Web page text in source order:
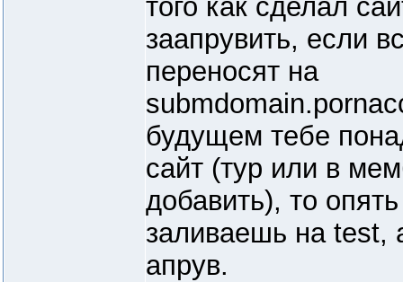
того как сделал
заапрувить, если
переносят на
будущем тебе
сайт (тур или в
добавить), то
заливаешь на test,
апрув.